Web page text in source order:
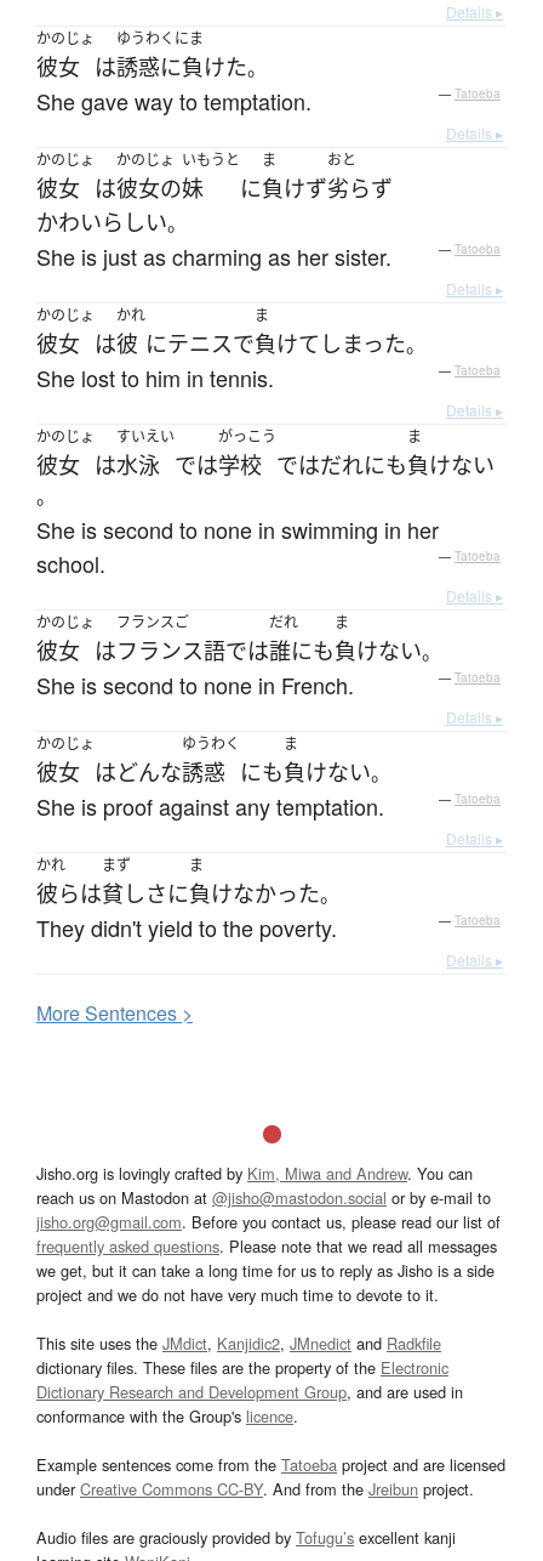
Details ▸
かのじょ
彼女 は
ゆうわくにま
誘惑に負けた。
She gave way to temptation. — Tatoeba
Details ▸
かのじょ
彼女 は
かのじょ
彼女の
いもうと
妹 に
ま
負けず
おと
劣らず
かわいらしい。
She is just as charming as her sister. — Tatoeba
Details ▸
かのじょ
彼女 は
かれ
彼 にテニスで
ま
負けて しまった。
She lost to him in tennis. — Tatoeba
Details ▸
かのじょ
彼女 は
すいえい
水泳 では
がっこう
学校 ではだれにも
ま
負けない
。
She is second to none in swimming in her
school.
— Tatoeba
Details ▸
かのじょ
彼女 は
フランスご
フランス語では
だれ
誰にも
ま
負けない。
She is second to none in French. — Tatoeba
Details ▸
かのじょ
彼女 はどんな
ゆうわく
誘惑 にも
ま
負けない。
She is proof against any temptation. — Tatoeba
Details ▸
かれ
彼らは
まず
貧しさに
ま
負けなかった。
They didn't yield to the poverty. — Tatoeba
Details ▸
MoreSentences >
Jisho.org is lovingly crafted by Kim, Miwa and Andrew. You can
reach us on Mastodon at @jisho@mastodon.social or by e-mail to
jisho.org@gmail.com. Before you contact us, please read our list of
frequently asked questions. Please note that we read all messages
we get, but it can take a long time for us to reply as Jisho is a side
project and we do not have very much time to devote to it.
This site uses the JMdict, Kanjidic2, JMnedict and Radkfile
dictionary files. These files are the property of the Electronic
Dictionary Research and Development Group, and are used in
conformance with the Group's licence.
Example sentences come from the Tatoeba project and are licensed
underCreative Commons CC-BY. And from the Jreibun project.
Audio files are graciously provided by Tofugu’s excellent kanji